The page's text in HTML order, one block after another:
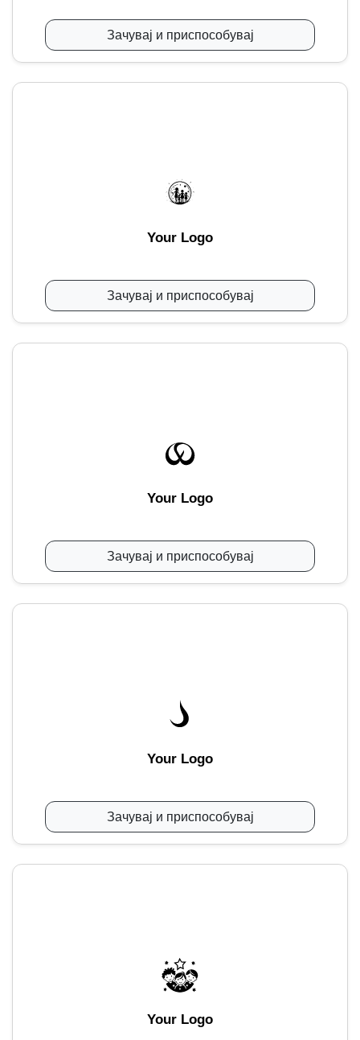
Зачувај и приспособувај
Your Logo
Зачувај и приспособувај
Your Logo
Зачувај и приспособувај
Your Logo
Зачувај и приспособувај
Your Logo